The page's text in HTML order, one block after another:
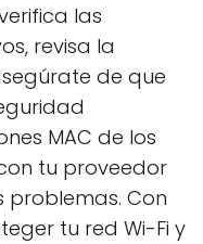
las
revisa la
de que
MAC de los
tu proveedor
problemas. Con
tu red Wi-Fi y